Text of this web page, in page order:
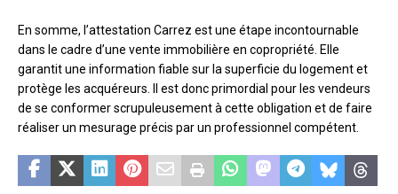
En somme, l’attestation Carrez est une étape incontournable
dans le cadre d’une vente immobilière en copropriété. Elle
garantit une information fiable sur la superficie du logement et
protège les acquéreurs. Il est donc primordial pour les vendeurs
de se conformer scrupuleusement à cette obligation et de faire
réaliser un mesurage précis par un professionnel compétent.